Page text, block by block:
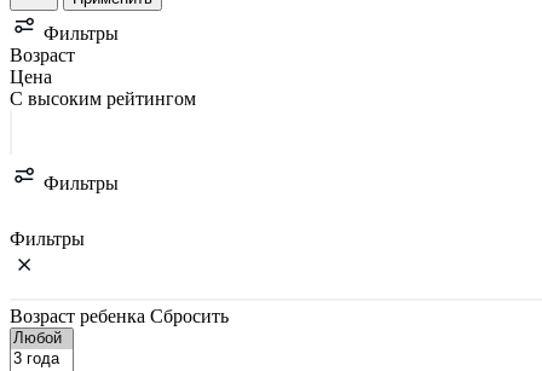
Фильтры
Возраст
Цена
С высоким рейтингом
Фильтры
Фильтры
Возраст ребенка Сбросить